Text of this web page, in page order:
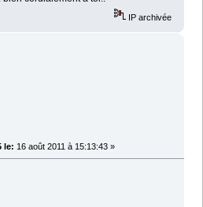
IP archivée
le: 16 août 2011 à 15:13:43 »